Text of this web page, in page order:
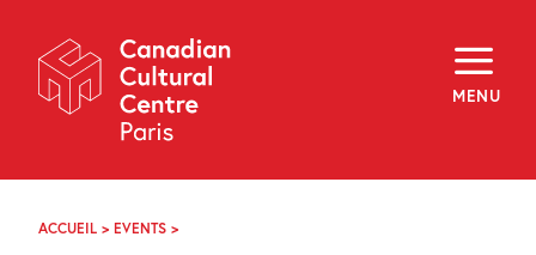
Navigation
MENU
About
Programming
Off-Site
Explore
Archives
ACCUEIL > EVENTS >